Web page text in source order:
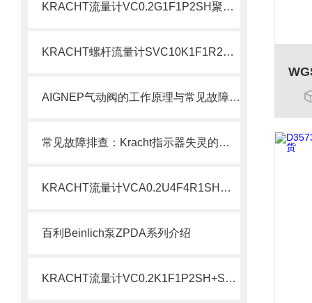
KRACHT流量计VC0.2G1F1P2SH聚氨酯常用
KRACHT螺杆流量计SVC10K1F1R2SH现货介绍
AIGNEP气动阀的工作原理与常见故障排除方法
常见故障排查：Kracht指示器失灵的原因与对策
KRACHT流量计VCA0.2U4F4R1SH现货介绍
百利Beinlich泵ZPDA系列介绍
KRACHT流量计VC0.2K1F1P2SH+SD1-I-24配套介绍